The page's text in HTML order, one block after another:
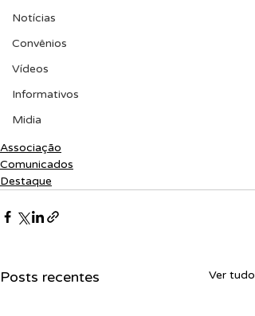
Notícias
Convênios
Vídeos
Informativos
Midia
Associação
Comunicados
Destaque
Posts recentes Ver tudo